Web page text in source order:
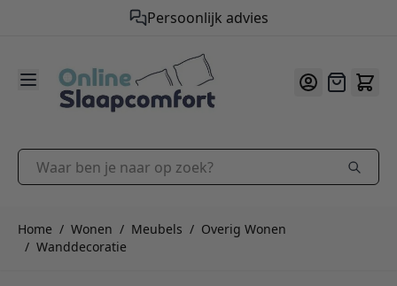
Persoonlijk advies
9.2/10
Offerte
Waar ben je naar op zoek?
Home / Wonen / Meubels / Overig Wonen
/ Wanddecoratie